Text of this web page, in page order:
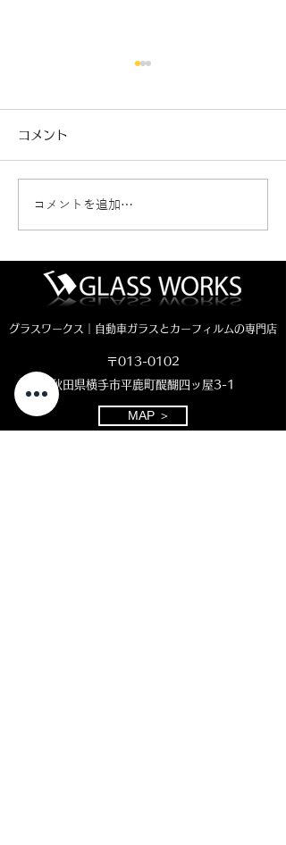
新車ジムニーノマド カ
コメント
コメントを追加…
グラスワークス｜自動車ガラスとカーフィルムの専門店
〒013-0102
秋田県横手市平鹿町醍醐四ッ屋3-1
MAP ＞